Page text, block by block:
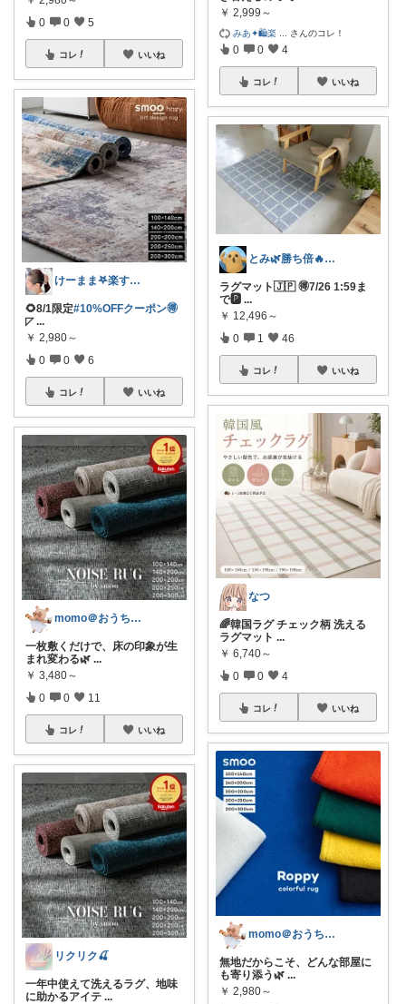
0 0 5
コレ いいね
けーまま𖤐楽する家づくり☀︎*.｡
🌻8/1限定#10%OFFクーポン🉐
◸ ...
￥ 2,980～
0 0 6
コレ いいね
momo＠おうち大好き💛
一枚敷くだけで、床の印象が生
まれ変わる🌿 ...
￥ 3,480～
0 0 11
コレ いいね
リクリク🍒
一年中使えて洗えるラグ、地味
に助かるアイテ ...
￥ 2,999～
みあ✦🛍️楽 さんのコレ！
0 0 4
コレ いいね
とみ🌿勝ち倍🔥買い忘れは大丈夫？🥹
ラグマット🇯🇵 🉐7/26 1:59ま
で🅿 ...
￥ 12,496～
0 1 46
コレ いいね
なつ
🌈韓国ラグ チェック柄 洗える
ラグマット ...
￥ 6,740～
0 0 4
コレ いいね
momo＠おうち大好き💛
無地だからこそ、どんな部屋に
も寄り添う🌿 ...
￥ 2,980～